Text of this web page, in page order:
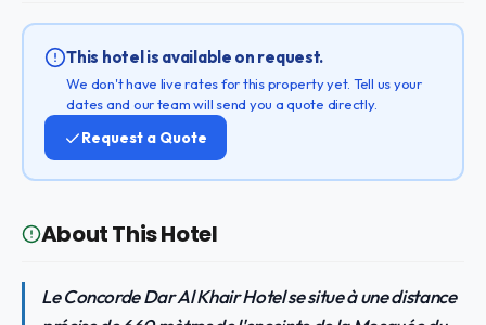
This hotel is available on request.
We don't have live rates for this property yet. Tell us your
dates and our team will send you a quote directly.
Request a Quote
About This Hotel
Le Concorde Dar Al Khair Hotel se situe à une distance